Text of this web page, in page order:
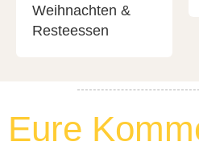
Weihnachten &
Resteessen
Eure